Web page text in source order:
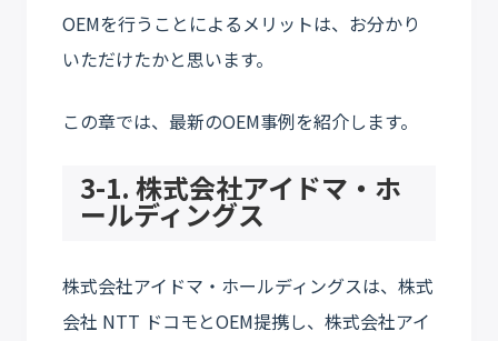
OEMを行うことによるメリットは、お分かり
いただけたかと思います。
この章では、最新のOEM事例を紹介します。
3-1. 株式会社アイドマ・ホ
ールディングス
株式会社アイドマ・ホールディングスは、株式
会社 NTT ドコモとOEM提携し、株式会社アイ